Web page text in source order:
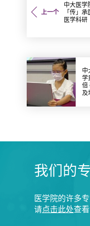
上一个
中大医学
「传」承医
医学科研
中
学
倍
及
我们的
医学院的许多
请点击此处查